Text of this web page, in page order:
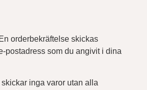
En orderbekräftelse skickas
postadress som du angivit i dina
inga varor utan alla